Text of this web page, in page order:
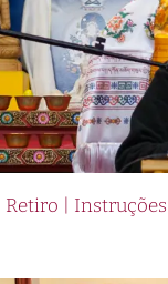
Retiro | Instruções